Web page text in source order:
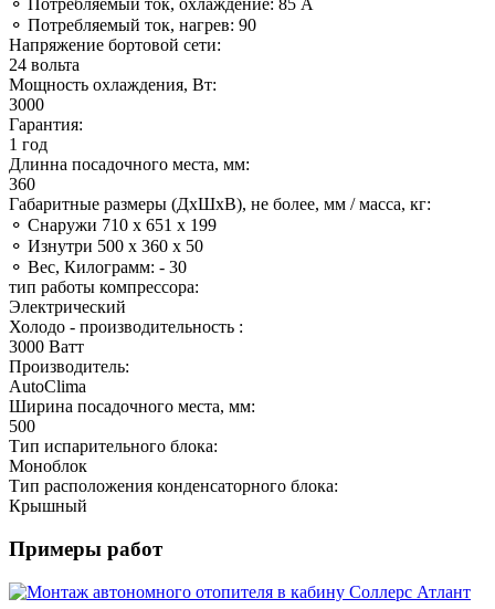
⚬ Потребляемый ток, охлаждение: 85 А
⚬ Потребляемый ток, нагрев: 90
Напряжение бортовой сети:
24 вольта
Мощность охлаждения, Вт:
3000
Гарантия:
1 год
Длинна посадочного места, мм:
360
Габаритные размеры (ДхШхВ), не более, мм / масса, кг:
⚬ Снаружи 710 х 651 х 199
⚬ Изнутри 500 х 360 х 50
⚬ Вес, Килограмм: - 30
тип работы компрессора:
Электрический
Холодо - производительность :
3000 Ватт
Производитель:
AutoClima
Ширина посадочного места, мм:
500
Тип испарительного блока:
Моноблок
Тип расположения конденсаторного блока:
Крышный
Примеры работ